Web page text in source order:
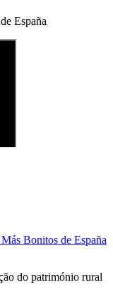
España
Bonitos de España
do património rural